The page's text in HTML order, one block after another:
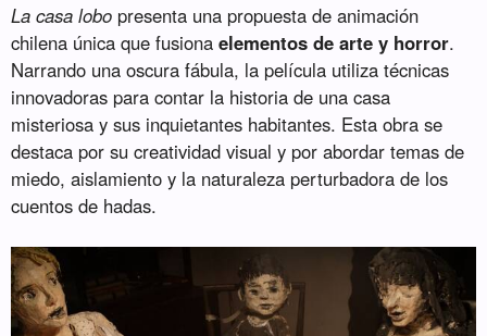
La casa lobo presenta una propuesta de animación
chilena única que fusionaelementos de arte y horror.
Narrando una oscura fábula, la película utiliza técnicas
innovadoras para contar la historia de una casa
misteriosa y sus inquietantes habitantes. Esta obra se
destaca por su creatividad visual y por abordar temas de
miedo, aislamiento y la naturaleza perturbadora de los
cuentos de hadas.